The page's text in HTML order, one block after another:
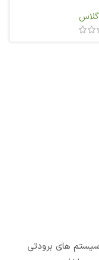
های برودتی